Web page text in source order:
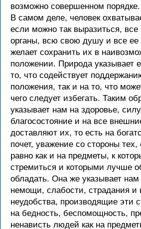
возможно совершенном порядке.
В самом деле, человек
если можно так выразиться, все
органы, всю свою душу и все ее
желает сохранить их в
положении. Природа указывает
то, что содействует
положения, так и на то, что
чего следует избегать. Таким
указывает нам на здоровье,
благосостояние и на все
доставляют их, то есть на
почет, уважение со стороны
равно как и на предметы, к
стремиться и которыми лучше
обладать. Она же указывает
немощи, слабости, страдания и
неудобства, производящие эти
на бедность, беспомощность,
ненависть людей как на